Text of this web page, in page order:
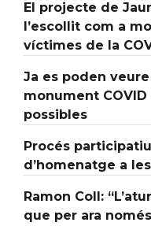
El projecte de
l’escollit com a
víctimes de la
Ja es poden
monument
possibles
Procés
d’homenatge a
Ramon Coll:
que per ara